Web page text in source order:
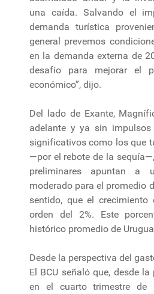
una caída. Salvando el
demanda turística
general prevemos
en la demanda externa de
desafío para mejorar el
económico”, dijo.
Del lado de Exante,
adelante y ya sin
significativos como los que
—por el rebote de la
preliminares apuntan a
moderado para el promedio
sentido, que el crecimiento
orden del 2%. Este
histórico promedio de
Desde la perspectiva del
El BCU señaló que, desde
en el cuarto trimestre de